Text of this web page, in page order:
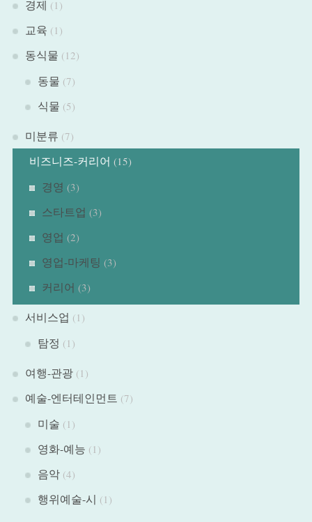
경제 (1)
교육 (1)
동식물 (12)
동물 (7)
식물 (5)
미분류 (7)
비즈니즈-커리어 (15)
경영 (3)
스타트업 (3)
영업 (2)
영업-마케팅 (3)
커리어 (3)
서비스업 (1)
탐정 (1)
여행-관광(1)
예술-엔터테인먼트 (7)
미술 (1)
영화-예능 (1)
음악(4)
행위예술-시 (1)